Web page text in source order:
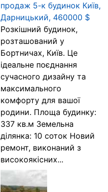
продаж 5-к будинок Київ,
Дарницький, 460000 $
Розкішний будинок,
розташований у
Бортничах, Київ. Це
ідеальне поєднання
сучасного дизайну та
максимального
комфорту для вашої
родини. Площа будинку:
337 кв.м Земельна
ділянка: 10 соток Новий
ремонт, виконаний з
високоякісних...